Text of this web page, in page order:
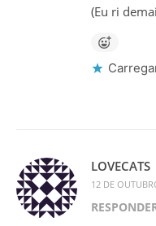
(Eu ri
LOVECATS
12 DE